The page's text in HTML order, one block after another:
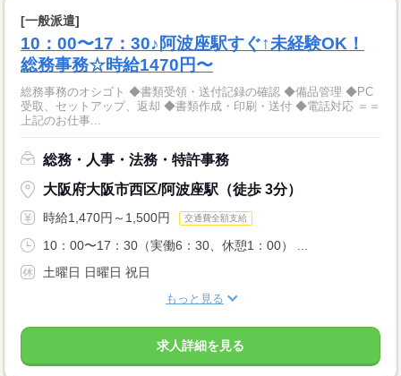
[一般派遣]
10：00〜17：30♪阿波座駅すぐ↑未経験OK！
総務事務☆時給1470円〜
総務事務のオシゴト ◆書類受領・送付記録の確認 ◆備品管理 ◆PC
受取、セットアップ、返却 ◆書類作成・印刷・送付 ◆電話対応 ＝＝
上記のお仕事...
総務・人事・法務・特許事務
大阪府大阪市西区/阿波座駅（徒歩 3分）
時給1,470円～1,500円 交通費全額支給
10：00〜17：30（実働6：30、休憩1：00） ...
土曜日 日曜日 祝日
もっと見る
求人詳細を見る